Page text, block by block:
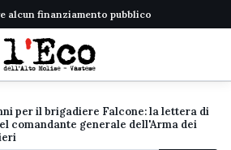
alcun finanziamento pubblico
per il brigadiere Falcone: la lettera di
comandante generale dell'Arma dei